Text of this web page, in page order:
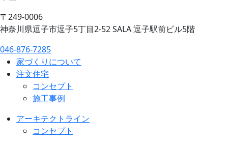
〒249-0006
神奈川県逗子市逗子5丁目2-52 SALA 逗子駅前ビル5階
046-876-7285
家づくりについて
注文住宅
コンセプト
施工事例
アーキテクトライン
コンセプト